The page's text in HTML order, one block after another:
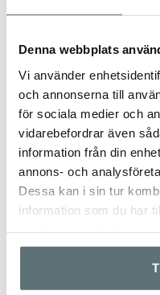
Denna webbplats
Vi använder
och annonserna till
för sociala medier och
vidarebefordrar även
information från din
annons- och
Dessa kan i sin tur
information som du har
EVELINA ÅSLUND.
NOVEMBER – LIFE IS
TO BE ENJOYED!